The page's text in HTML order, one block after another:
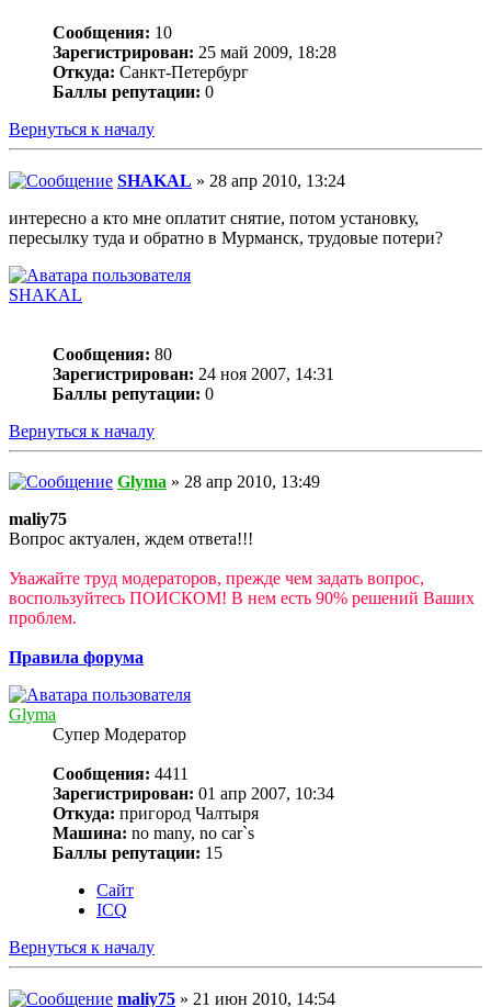
Сообщения: 10
Зарегистрирован: 25 май 2009, 18:28
Откуда: Санкт-Петербург
Баллы репутации: 0
Вернуться к началу
SHAKAL » 28 апр 2010, 13:24
интересно а кто мне оплатит снятие, потом установку,
пересылку туда и обратно в Мурманск, трудовые потери?
SHAKAL
Сообщения: 80
Зарегистрирован: 24 ноя 2007, 14:31
Баллы репутации: 0
Вернуться к началу
Glyma » 28 апр 2010, 13:49
maliy75
Вопрос актуален, ждем ответа!!!
Уважайте труд модераторов, прежде чем задать вопрос,
воспользуйтесь ПОИСКОМ! В нем есть 90% решений Ваших
проблем.
Правила форума
Glyma
Супер Модератор
Сообщения: 4411
Зарегистрирован: 01 апр 2007, 10:34
Откуда: пригород Чалтыря
Машина: no many, no car`s
Баллы репутации: 15
Сайт
ICQ
Вернуться к началу
maliy75 » 21 июн 2010, 14:54